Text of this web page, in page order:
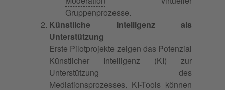
Gruppenprozesse.
Künstliche Intelligenz als
Unterstützung
Erste Pilotprojekte zeigen das Potenzial
Künstlicher Intelligenz (KI) zur
Unterstützung des
Mediationsprozesses. KI-Tools können